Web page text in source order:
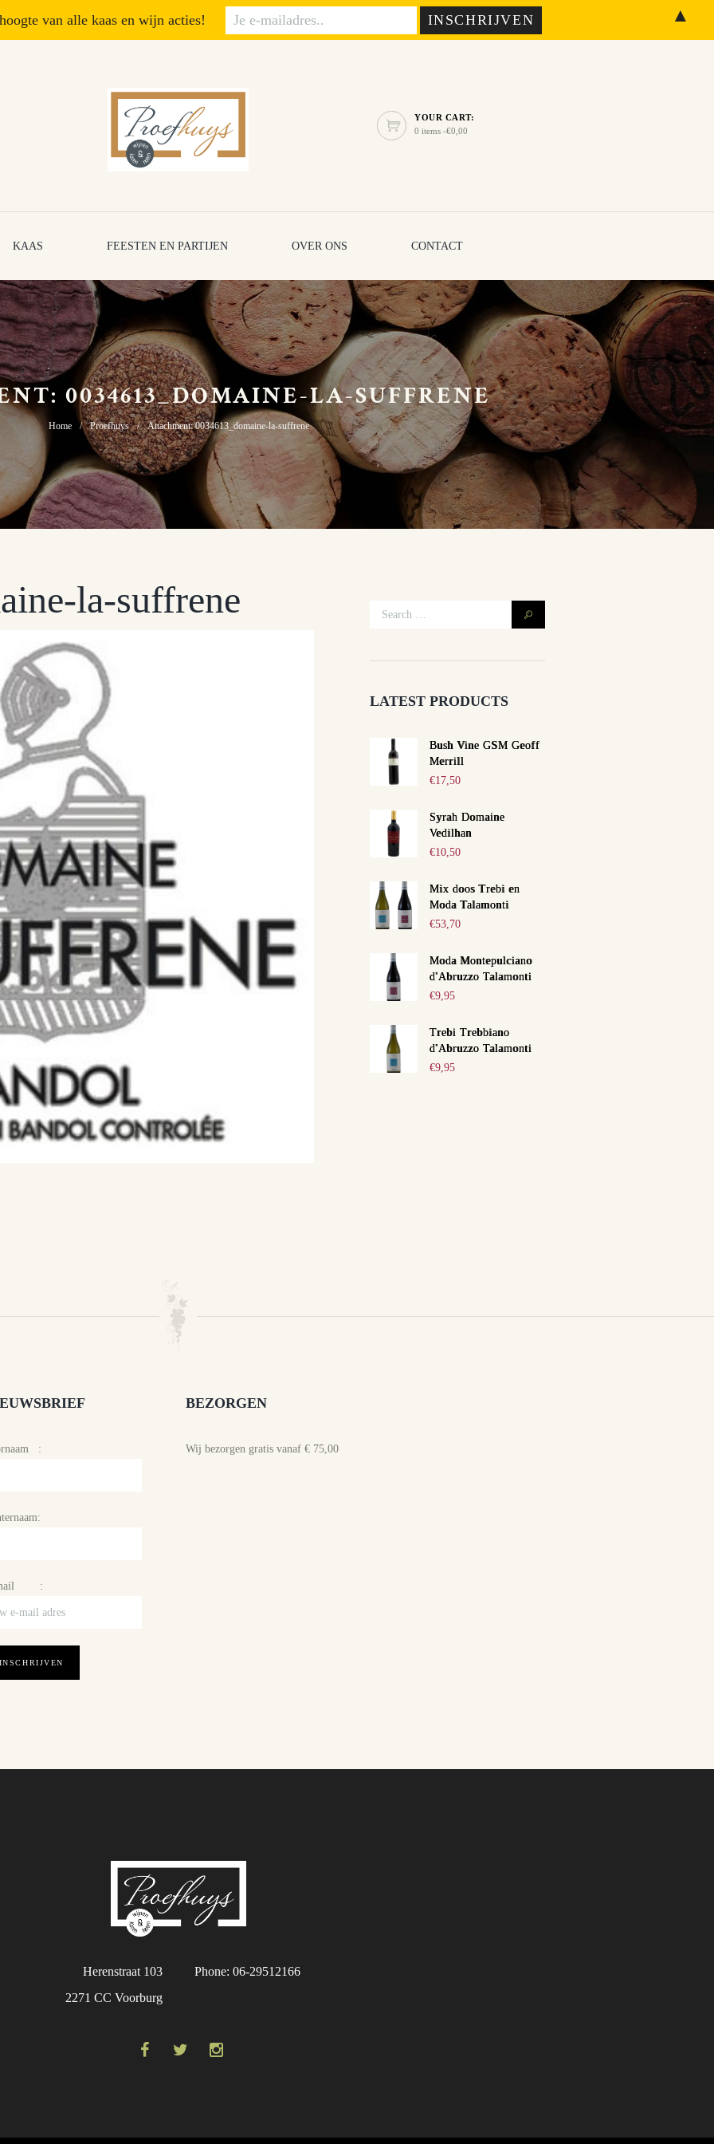
YOUR CART:
0 items -€0,00
KAAS FEESTEN EN PARTIJEN OVER ONS CONTACT
0034613_DOMAINE-LA-SUFFRENE
Home Proefhuys Attachment: 0034613_domaine-la-suffrene
la-suffrene
Next item
0034614_domaine-larue
LATEST PRODUCTS
Bush Vine GSM Geoff
Merrill
€17,50
Syrah Domaine
Vedilhan
€10,50
Mix doos Trebi en
Moda Talamonti
€53,70
Moda Montepulciano
d'Abruzzo Talamonti
€9,95
Trebi Trebbiano
d'Abruzzo Talamonti
€9,95
:
:
BEZORGEN
Wij bezorgen gratis vanaf € 75,00
Phone: 06-29512166
Herenstraat 103
2271 CC Voorburg
van alle kaas en wijn acties! ▲